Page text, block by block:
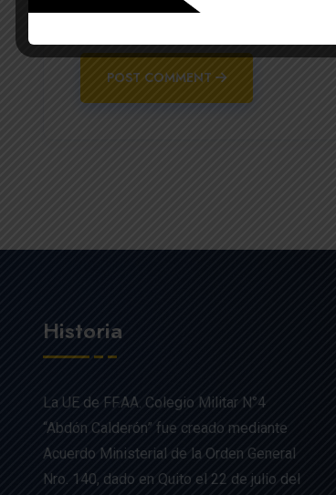
POST COMMENT
Historia
La UE de FF.AA. Colegio Militar N°4
“Abdón Calderón” fue creado mediante
Acuerdo Ministerial de la Orden General
Nro. 140, dado en Quito el 22 de julio del